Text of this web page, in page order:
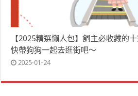
【2025精選懶人包】飼主必收藏的
快帶狗狗一起去逛街吧～
2025-01-24